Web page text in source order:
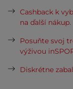
Cashback k
na ďalší nákup.
Posuňte svoj
výživou
Diskrétne